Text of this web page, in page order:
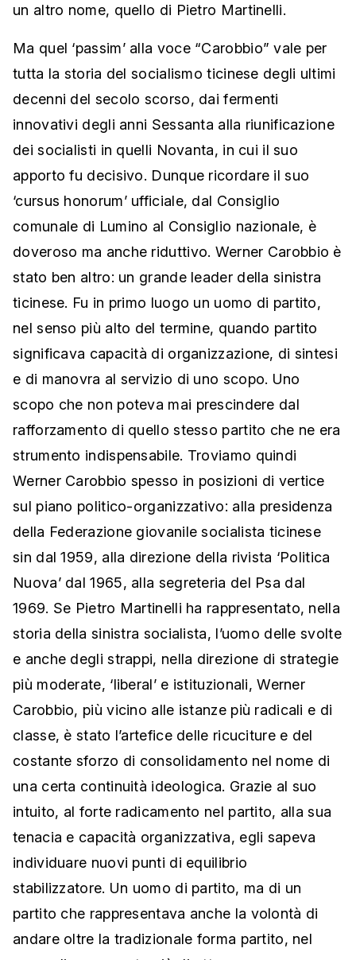
un altro nome, quello di Pietro Martinelli.
Ma quel ‘passim’ alla voce “Carobbio” vale per
tutta la storia del socialismo ticinese degli ultimi
decenni del secolo scorso, dai fermenti
innovativi degli anni Sessanta alla riunificazione
dei socialisti in quelli Novanta, in cui il suo
apporto fu decisivo. Dunque ricordare il suo
‘cursus honorum’ ufficiale, dal Consiglio
comunale di Lumino al Consiglio nazionale, è
doveroso ma anche riduttivo. Werner Carobbio è
stato ben altro: un grande leader della sinistra
ticinese. Fu in primo luogo un uomo di partito,
nel senso più alto del termine, quando partito
significava capacità di organizzazione, di sintesi
e di manovra al servizio di uno scopo. Uno
scopo che non poteva mai prescindere dal
rafforzamento di quello stesso partito che ne era
strumento indispensabile. Troviamo quindi
Werner Carobbio spesso in posizioni di vertice
sul piano politico-organizzativo: alla presidenza
della Federazione giovanile socialista ticinese
sin dal 1959, alla direzione della rivista ‘Politica
Nuova’ dal 1965, alla segreteria del Psa dal
1969. Se Pietro Martinelli ha rappresentato, nella
storia della sinistra socialista, l’uomo delle svolte
e anche degli strappi, nella direzione di strategie
più moderate, ‘liberal’ e istituzionali, Werner
Carobbio, più vicino alle istanze più radicali e di
classe, è stato l’artefice delle ricuciture e del
costante sforzo di consolidamento nel nome di
una certa continuità ideologica. Grazie al suo
intuito, al forte radicamento nel partito, alla sua
tenacia e capacità organizzativa, egli sapeva
individuare nuovi punti di equilibrio
stabilizzatore. Un uomo di partito, ma di un
partito che rappresentava anche la volontà di
andare oltre la tradizionale forma partito, nel